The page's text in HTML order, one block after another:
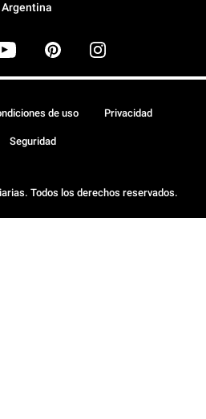
Argentina
Todos los derechos reservados.
de uso Privacidad
Seguridad